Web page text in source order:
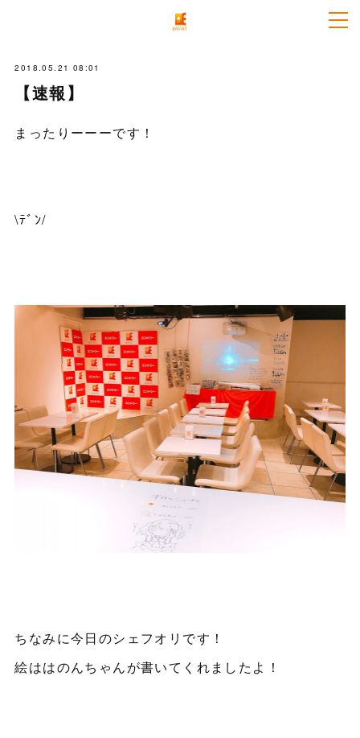
2018.05.21 08:01
【速報】
まったりーーーです！
\ﾃﾞﾝ/
ちなみに今日のシェフオリです！
絵ははのんちゃんが書いてくれましたよ！